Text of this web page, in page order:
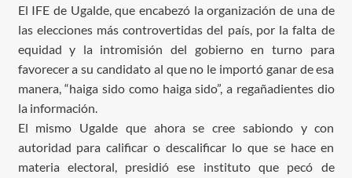
El IFE de Ugalde, que encabezó la organización de una de
las elecciones más controvertidas del país, por la falta de
equidad y la intromisión del gobierno en turno para
favorecer a su candidato al que no le importó ganar de esa
manera, “haiga sido como haiga sido”, a regañadientes dio
la información.
El mismo Ugalde que ahora se cree sabiondo y con
autoridad para calificar o descalificar lo que se hace en
materia electoral, presidió ese instituto que pecó de